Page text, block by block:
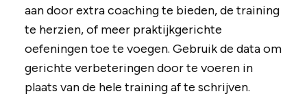
aan door extra coaching te bieden, de training
te herzien, of meer praktijkgerichte
oefeningen toe te voegen. Gebruik de data om
gerichte verbeteringen door te voeren in
plaats van de hele training af te schrijven.